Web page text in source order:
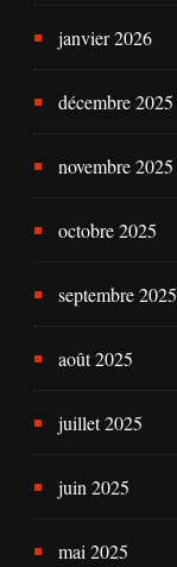
janvier 2026
décembre 2025
novembre 2025
octobre 2025
septembre 2025
août 2025
juillet 2025
juin 2025
mai 2025